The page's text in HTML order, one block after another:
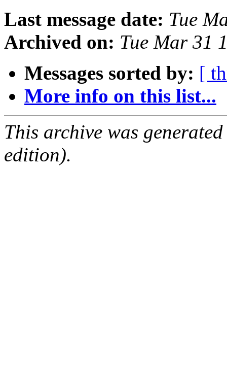
Last message date: Tue
Archived on: Tue Mar 31
Messages sorted by: [
More info on this list...
This archive was
edition).